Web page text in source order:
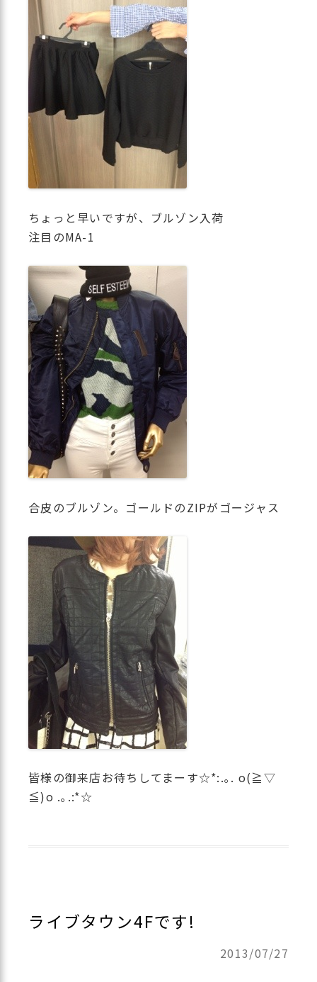
ちょっと早いですが、ブルゾン入荷
注目のMA-1
合皮のブルゾン。ゴールドのZIPがゴージャス
皆様の御来店お待ちしてまーす☆*:.｡. o(≧▽
≦)o .｡.:*☆
ライブタウン4Fです!
2013/07/27